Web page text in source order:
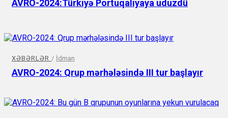
AVRO-2024:Türkiyə Portuqaliyaya uduzdü
XƏBƏRLƏR / İdman
AVRO-2024: Qrup mərhələsində III tur başlayır